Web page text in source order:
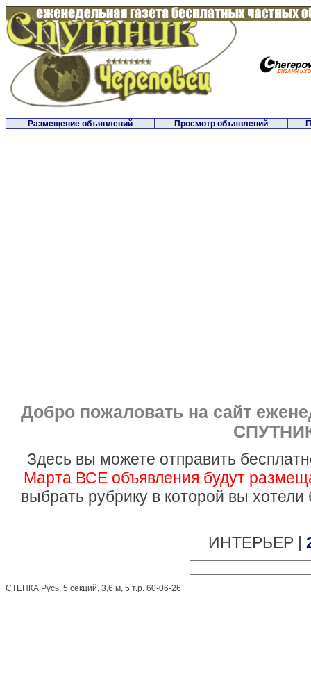
Размещение объявлений Просмотр объявлений
Добро пожаловать на сайт
Здесь вы можете отправить
Марта ВСЕ объявления будут
выбрать рубрику в которой вы
ИНТЕРЬЕР |
СТЕНКА Русь, 5 секций, 3,6 м, 5 т.р. 60-06-26